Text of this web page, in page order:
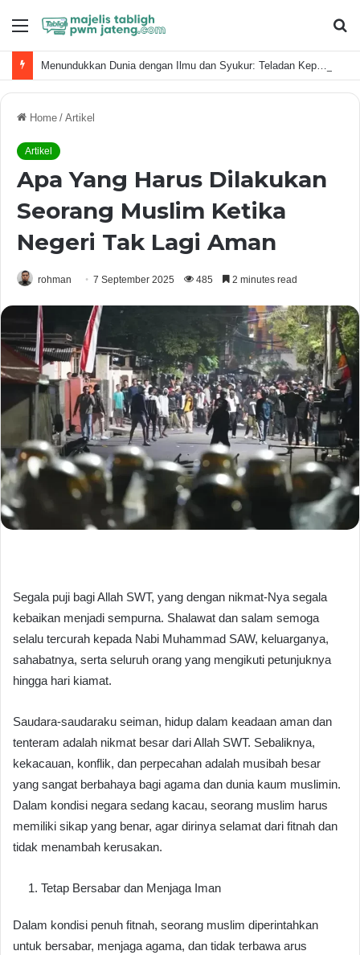
Menu
Menundukkan Dunia dengan Ilmu dan Syukur: Teladan Kepemimpinan Nabi Sulaiman AS
Home / Artikel
Artikel
Apa Yang Harus Dilakukan
Seorang Muslim Ketika
Negeri Tak Lagi Aman
rohman 7 September 2025 485 2 minutes read
Segala puji bagi Allah SWT, yang dengan nikmat-Nya segala
kebaikan menjadi sempurna. Shalawat dan salam semoga
selalu tercurah kepada Nabi Muhammad SAW, keluarganya,
sahabatnya, serta seluruh orang yang mengikuti petunjuknya
hingga hari kiamat.
Saudara-saudaraku seiman, hidup dalam keadaan aman dan
tenteram adalah nikmat besar dari Allah SWT. Sebaliknya,
kekacauan, konflik, dan perpecahan adalah musibah besar
yang sangat berbahaya bagi agama dan dunia kaum muslimin.
Dalam kondisi negara sedang kacau, seorang muslim harus
memiliki sikap yang benar, agar dirinya selamat dari fitnah dan
tidak menambah kerusakan.
Tetap Bersabar dan Menjaga Iman
Dalam kondisi penuh fitnah, seorang muslim diperintahkan
untuk bersabar, menjaga agama, dan tidak terbawa arus